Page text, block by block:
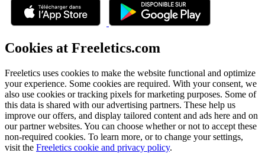
Cookies at Freeletics.com
Freeletics uses cookies to make the website functional and optimize
your experience. Some cookies are required. With your consent, we
also use cookies or tracking pixels for marketing purposes. Some of
this data is shared with our advertising partners. These help us
improve our offers, and display tailored content and ads here and on
our partner websites. You can choose whether or not to accept these
non-required cookies. To learn more, or to change your settings,
visit the Freeletics cookie and privacy policy.